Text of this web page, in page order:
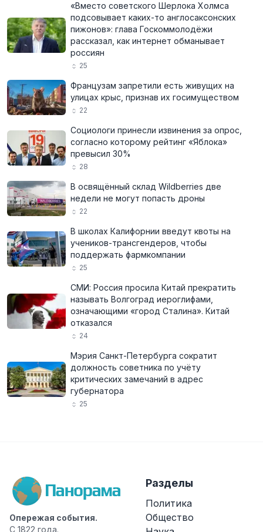
«Вместо советского Шерлока Холмса
подсовывает каких-то англосаксонских
пижонов»: глава Госкоммолодёжи
рассказал, как интернет обманывает
россиян
25
Французам запретили есть живущих на
улицах крыс, признав их госимуществом
22
Социологи принесли извинения за опрос,
согласно которому рейтинг «Яблока»
превысил 30%
28
В освящённый склад Wildberries две
недели не могут попасть дроны
22
В школах Калифорнии введут квоты на
учеников-трансгендеров, чтобы
поддержать фармкомпании
25
СМИ: Россия просила Китай прекратить
называть Волгоград иероглифами,
означающими «город Сталина». Китай
отказался
24
Мэрия Санкт-Петербурга сократит
должность советника по учёту
критических замечаний в адрес
губернатора
25
Опережая события.
С 1822 года.
Разделы
Политика
Общество